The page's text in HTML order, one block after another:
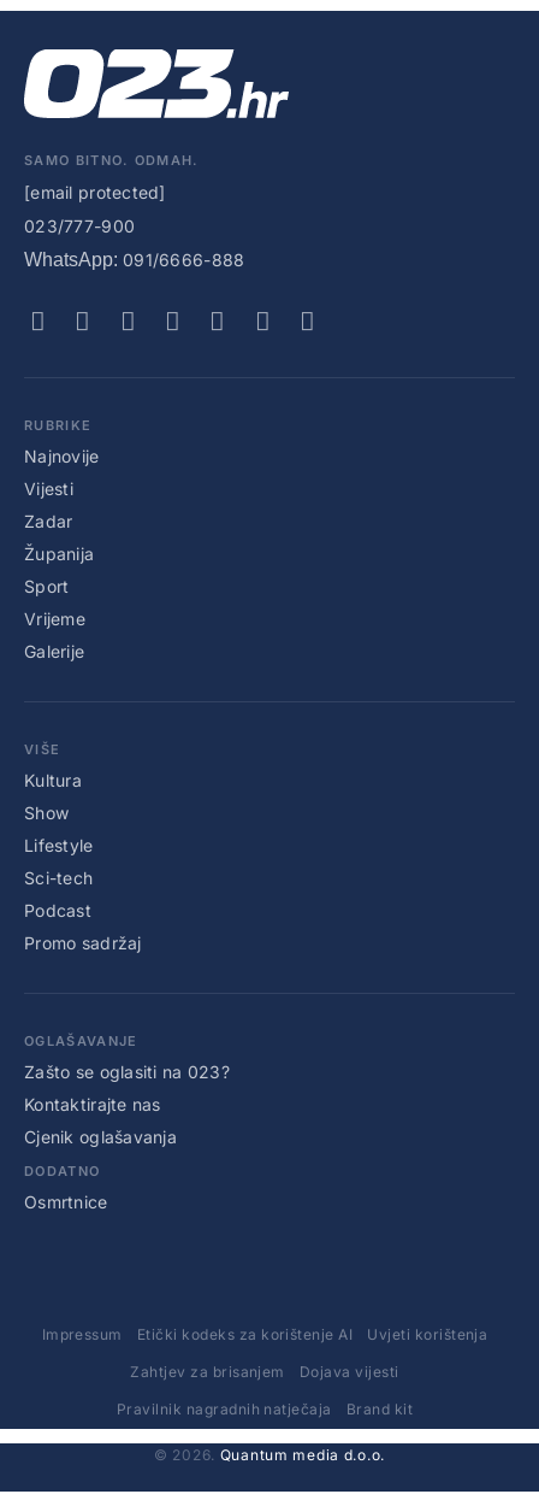
SAMO BITNO. ODMAH.
[email protected]
023/777-900
WhatsApp: 091/6666-888
RUBRIKE
Najnovije
Vijesti
Zadar
Županija
Sport
Vrijeme
Galerije
VIŠE
Kultura
Show
Lifestyle
Sci-tech
Podcast
Promo sadržaj
OGLAŠAVANJE
Zašto se oglasiti na 023?
Kontaktirajte nas
Cjenik oglašavanja
DODATNO
Osmrtnice
Impressum Etički kodeks za korištenje AI Uvjeti korištenja
Zahtjev za brisanjem Dojava vijesti
Pravilnik nagradnih natječaja Brand kit
© 2026. Quantum media d.o.o.